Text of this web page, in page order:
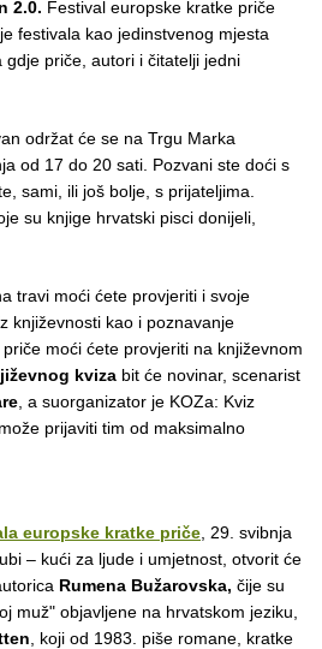
2.0. Festival europske kratke priče
festivala kao jedinstvenog mjesta
priče, autori i čitatelji jedni
održat će se na Trgu Marka
od 17 do 20 sati. Pozvani ste doći s
sami, ili još bolje, s prijateljima.
su knjige hrvatski pisci donijeli,
travi moći ćete provjeriti i svoje
književnosti kao i poznavanje
moći ćete provjeriti na književnom
kviza bit će novinar, scenarist
, a suorganizator je KOZa: Kviz
prijaviti tim od maksimalno
europske kratke priče , 29. svibnja
– kući za ljude i umjetnost, otvorit će
Rumena Bužarovska, čije su
muž" objavljene na hrvatskom jeziku,
, koji od 1983. piše romane, kratke